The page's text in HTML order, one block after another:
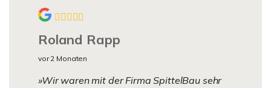
Roland Rapp
vor 2 Monaten
Wir waren mit der Firma SpittelBau sehr